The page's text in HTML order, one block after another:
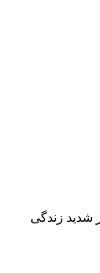
شدید زندگی